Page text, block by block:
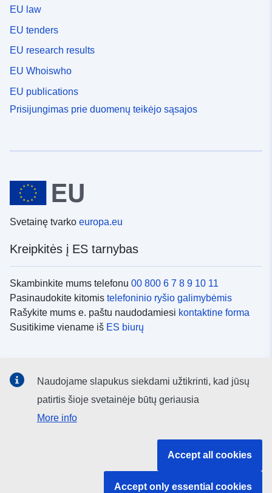
EU law
EU tenders
EU research results
EU Whoiswho
EU publications
Prisijungimas prie duomenų teikėjo sąsajos
Svetainę tvarko europa.eu
Kreipkitės į ES tarnybas
Skambinkite mums telefonu 00 800 6 7 8 9 10 11
Pasinaudokite kitomis telefoninio ryšio galimybėmis
Rašykite mums e. paštu naudodamiesi kontaktine forma
Susitikime viename iš ES biurų
socialinių tinklų kanalai
Naudojame slapukus siekdami užtikrinti, kad jūsų
patirtis šioje svetainėje būtų geriausia
More info
Accept all cookies
Accept only essential cookies